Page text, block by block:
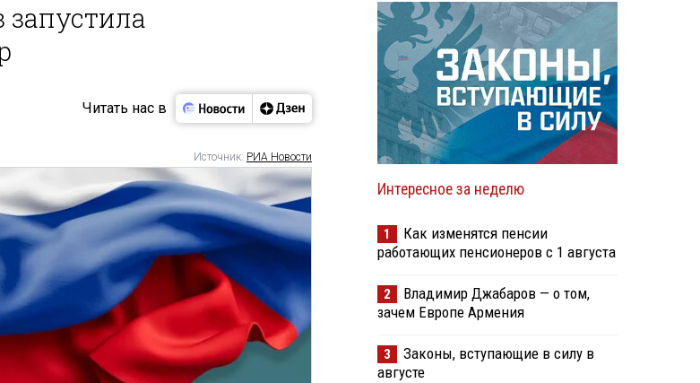
Читать нас в
Источник: РИА Новости
Интересное за неделю
1
Как изменятся пенсии
работающих пенсионеров с 1 августа
2
Владимир Джабаров — о том,
зачем Европе Армения
3
Законы, вступающие в силу в
августе